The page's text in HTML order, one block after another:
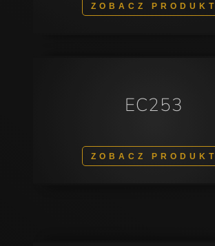
ZOBACZ PRODUKT
EC253
ZOBACZ PRODUKT